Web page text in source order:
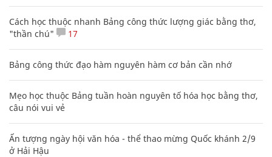
Cách học thuộc nhanh Bảng công thức lượng giác bằng thơ,
"thần chú"
17
Bảng công thức đạo hàm nguyên hàm cơ bản cần nhớ
Mẹo học thuộc Bảng tuần hoàn nguyên tố hóa học bằng thơ,
câu nói vui vẻ
Ấn tượng ngày hội văn hóa - thể thao mừng Quốc khánh 2/9
ở Hải Hậu